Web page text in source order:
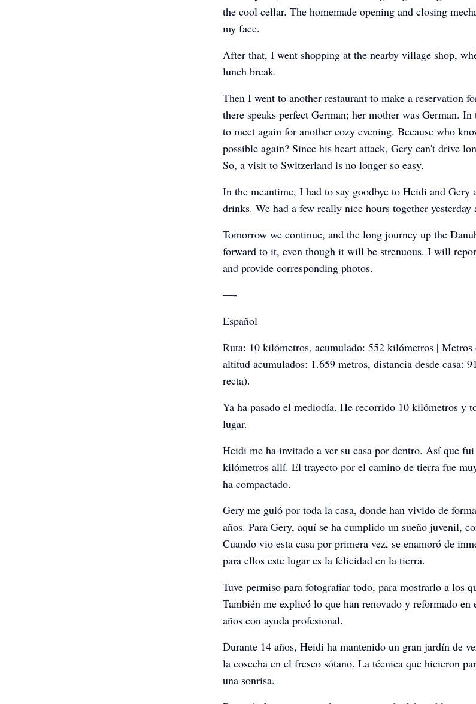
the cool cellar. The homemade opening and closing
my face.
After that, I went shopping at the nearby village shop,
lunch break.
Then I went to another restaurant to make a reservation
there speaks perfect German; her mother was German.
to meet again for another cozy evening. Because who
possible again? Since his heart attack, Gery can't drive
So, a visit to Switzerland is no longer so easy.
In the meantime, I had to say goodbye to Heidi and Gery
drinks. We had a few really nice hours together yesterday
Tomorrow we continue, and the long journey up the
forward to it, even though it will be strenuous. I will
and provide corresponding photos.
—-
Español
Ruta: 10 kilómetros, acumulado: 552 kilómetros |
altitud acumulados: 1.659 metros, distancia desde casa:
recta).
Ya ha pasado el mediodía. He recorrido 10 kilómetros y
lugar.
Heidi me ha invitado a ver su casa por dentro. Así que
kilómetros allí. El trayecto por el camino de tierra fue
ha compactado.
Gery me guió por toda la casa, donde han vivido de
años. Para Gery, aquí se ha cumplido un sueño juvenil,
Cuando vio esta casa por primera vez, se enamoró de
para ellos este lugar es la felicidad en la tierra.
Tuve permiso para fotografiar todo, para mostrarlo a los
También me explicó lo que han renovado y reformado en
años con ayuda profesional.
Durante 14 años, Heidi ha mantenido un gran jardín de
la cosecha en el fresco sótano. La técnica que hicieron
una sonrisa.